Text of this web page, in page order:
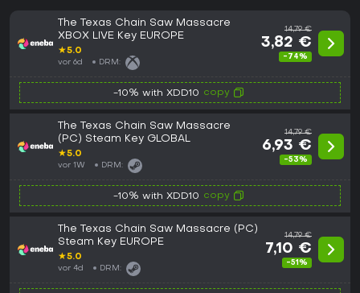
The Texas Chain Saw Massacre
XBOX LIVE Key EUROPE
★5.0
vor 6d DRM:
14,79 €
3,82 €
-74%
-10% with XDD10 copy
The Texas Chain Saw Massacre
(PC) Steam Key GLOBAL
★5.0
vor 1W DRM:
14,79 €
6,93 €
-53%
-10% with XDD10 copy
The Texas Chain Saw Massacre (PC)
Steam Key EUROPE
★5.0
vor 4d DRM:
14,79 €
7,10 €
-51%